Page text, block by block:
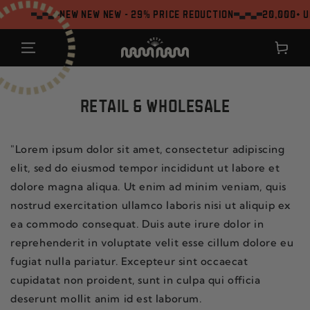
ZUM INHALT
SPRINGENNEW NEW NEW - 29% Price reduction 20,000+
Warenkorb
RETAIL & WHOLESALE
"Lorem ipsum dolor sit amet, consectetur adipiscing
elit, sed do eiusmod tempor incididunt ut labore et
dolore magna aliqua. Ut enim ad minim veniam, quis
nostrud exercitation ullamco laboris nisi ut aliquip ex
ea commodo consequat. Duis aute irure dolor in
reprehenderit in voluptate velit esse cillum dolore eu
fugiat nulla pariatur. Excepteur sint occaecat
cupidatat non proident, sunt in culpa qui officia
deserunt mollit anim id est laborum.